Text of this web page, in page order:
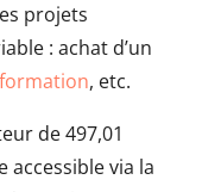
projets
: achat d’un
, etc.
de 497,01
accessible via la